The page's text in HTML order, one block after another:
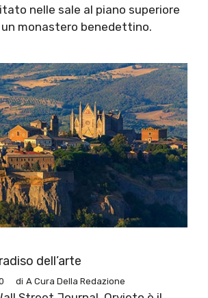
nelle sale al piano superiore
monastero benedettino.
dell’arte
di A Cura Della Redazione